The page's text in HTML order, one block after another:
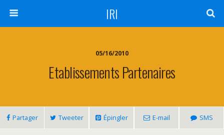
IRI
05/16/2010
Etablissements Partenaires
Partager Tweeter Épingler E-mail SMS